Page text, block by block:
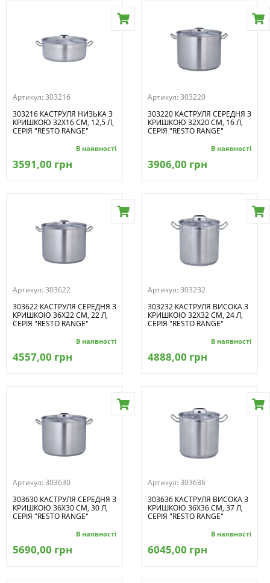
Артикул: 303216
303216 КАСТРУЛЯ НИЗЬКА З
КРИШКОЮ 32Х16 СМ, 12,5 Л,
СЕРІЯ "RESTO RANGE"
В наявності
3591,00 грн
Артикул: 303220
303220 КАСТРУЛЯ СЕРЕДНЯ З
КРИШКОЮ 32Х20 СМ, 16 Л,
СЕРІЯ "RESTO RANGE"
В наявності
3906,00 грн
Артикул: 303622
303622 КАСТРУЛЯ СЕРЕДНЯ З
КРИШКОЮ 36Х22 СМ, 22 Л,
СЕРІЯ "RESTO RANGE"
В наявності
4557,00 грн
Артикул: 303232
303232 КАСТРУЛЯ ВИСОКА З
КРИШКОЮ 32Х32 СМ, 24 Л,
СЕРІЯ "RESTO RANGE"
В наявності
4888,00 грн
Артикул: 303630
303630 КАСТРУЛЯ СЕРЕДНЯ З
КРИШКОЮ 36Х30 СМ, 30 Л,
СЕРІЯ "RESTO RANGE"
В наявності
5690,00 грн
Артикул: 303636
303636 КАСТРУЛЯ ВИСОКА З
КРИШКОЮ 36Х36 СМ, 37 Л,
СЕРІЯ "RESTO RANGE"
В наявності
6045,00 грн